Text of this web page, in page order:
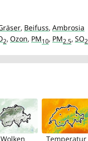
, Beifuss, Ambrosia
2, Ozon, PM10, PM2.5, SO2
Wolken Temperatur